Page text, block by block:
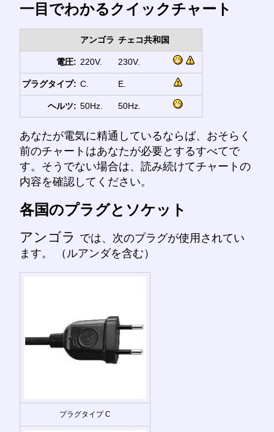
一目でわかるクイックチャート
アンゴラ チェコ共和国
電圧: 220V. 230V.
プラグタイプ: C. E.
ヘルツ: 50Hz. 50Hz.
あなたが電気に精通しているならば、おそらく
前のチャートはあなたが必要とするすべてで
す。そうでない場合は、読み続けてチャートの
内容を確認してください。
各国のプラグとソケット
アンゴラ では、次のプラグが使用されてい
ます。 （ルアンダを含む）
プラグタイプ C